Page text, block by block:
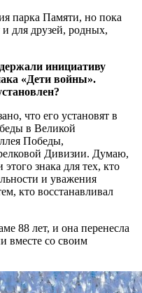
парка Памяти, но пока
для друзей, родных,
инициативу
«Дети войны».
что его установят в
в Великой
Победы,
Дивизии. Думаю,
знака для тех, кто
и уважения
кто восстанавливал
88 лет, и она перенесла
вместе со своим